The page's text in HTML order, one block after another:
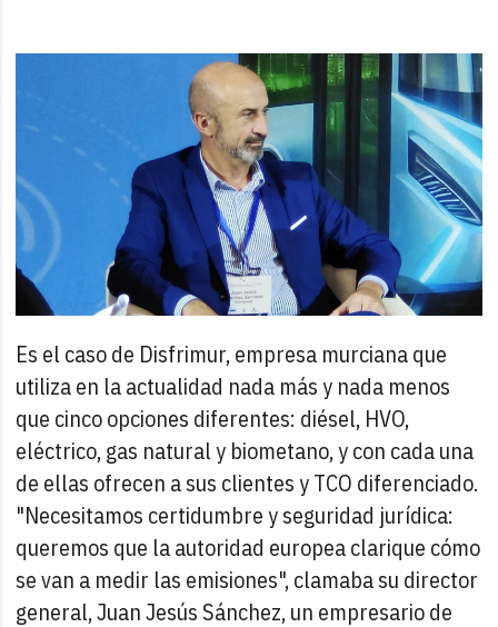
Es el caso de Disfrimur, empresa murciana que
utiliza en la actualidad nada más y nada menos
que cinco opciones diferentes: diésel, HVO,
eléctrico, gas natural y biometano, y con cada una
de ellas ofrecen a sus clientes y TCO diferenciado.
"Necesitamos certidumbre y seguridad jurídica:
queremos que la autoridad europea clarique cómo
se van a medir las emisiones", clamaba su director
general, Juan Jesús Sánchez, un empresario de